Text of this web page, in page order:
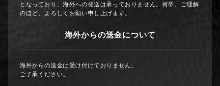
となっており、海外への発送は承っておりません。何卒、ご理解
のほど、よろしくお願い申し上げます。
海外からの送金について
海外からの送金は受け付けておりません。
ご了承ください。